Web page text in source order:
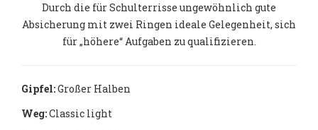
Durch die für Schulterrisse ungewöhnlich gute
Absicherung mit zwei Ringen ideale Gelegenheit, sich
für „höhere“ Aufgaben zu qualifizieren.
Gipfel:Großer Halben
Weg:Classic light